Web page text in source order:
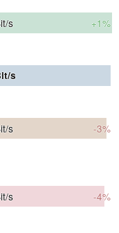
s +1%
s
s -3%
s -4%